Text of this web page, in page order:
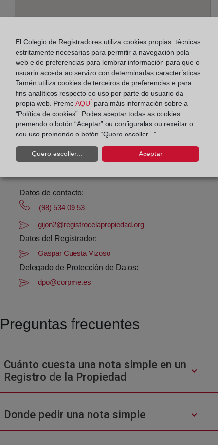
Enderezo:
Avenida de la Costa, 18 - bajo y 1º, 33208
Horario:
De lunes a viernes de 09:00 a 17:00 horas
Los días 24 y 31 de diciembre de 09:00 a 14:00
Datos de contacto:
(98) 534 09 53
gijon2@registrodelapropiedad.org
Datos del Registrador:
Gaspar Cuesta Vizoso
Delegado de Protección de Datos:
dpo@corpme.es
Preguntas frecuentes
Cuánto cuesta una nota simple en un
Registro de la Propiedad
Donde pedir una nota simple
El Colegio de Registradores utiliza cookies propias: técnicas
estritamente necesarias para permitir a navegación pola
web e de preferencias para lembrar información para que o
usuario acceda ao servizo con determinadas características.
Tamén utiliza cookies de terceiros de preferencias e para
fins analíticos respecto do uso por parte do usuario da
propia web. Preme AQUÍ para máis información sobre a
“Política de cookies”. Podes aceptar todas as cookies
premendo o botón “Aceptar” ou configuralas ou rexeitar o
seu uso premendo o botón “Quero escoller...”.
Quero escoller... Aceptar